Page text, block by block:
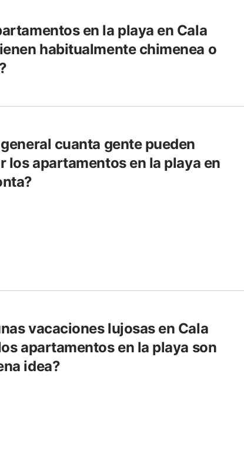
en la playa en Cala
habitualmente chimenea o
cuanta gente pueden
los apartamentos en la playa en
vacaciones lujosas en Cala
apartamentos en la playa son
idea?